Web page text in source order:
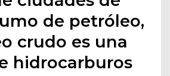
de petróleo,
crudo es una
hidrocarburos